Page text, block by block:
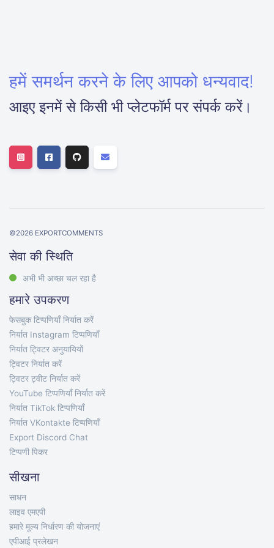
हमें समर्थन करने के लिए आपको धन्यवाद!
आइए इनमें से किसी भी प्लेटफॉर्म पर संपर्क करें।
©2026 EXPORTCOMMENTS
सेवा की स्थिति
अभी भी अच्छा चल रहा है
हमारे उपकरण
फेसबुक टिप्पणियाँ निर्यात करें
निर्यात Instagram टिप्पणियाँ
निर्यात ट्विटर अनुयायियों
ट्विटर निर्यात करें
ट्विटर ट्वीट निर्यात करें
YouTube टिप्पणियाँ निर्यात करें
निर्यात TikTok टिप्पणियाँ
निर्यात VKontakte टिप्पणियाँ
Export Discord Chat
टिप्पणी पिकर
सीखना
साधन
लाइव एमएपी
हमारे मूल्य निर्धारण की योजनाएं
एपीआई प्रलेखन